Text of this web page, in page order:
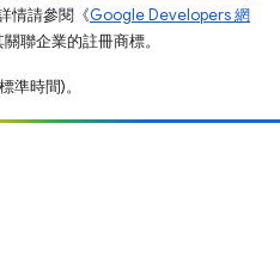
情請參閱《Google Developers 網
聯企業的註冊商標。
準時間)。